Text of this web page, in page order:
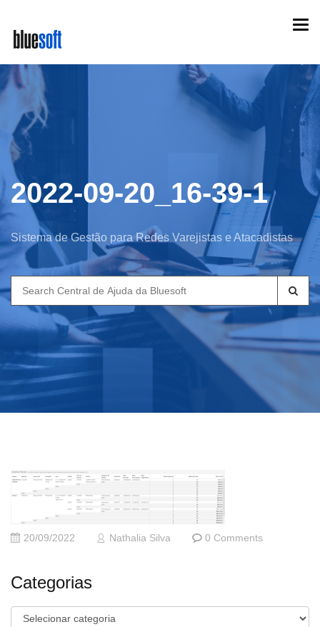
main
content
2022-09-20_16-39-1
Sistema de Gestão para Redes Varejistas e Atacadistas
Search
for:
20/09/2022 Nathalia Silva 0 Comments
Categorias
Categorias